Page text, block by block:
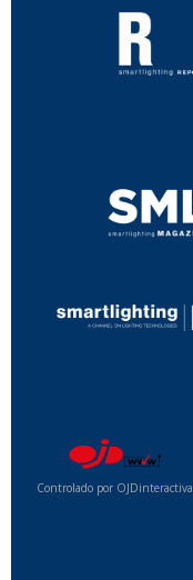
Controlado por OJDinteractiva